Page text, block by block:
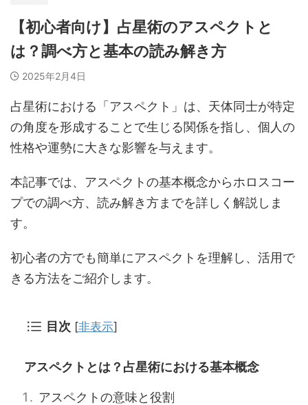
【初心者向け】占星術のアスペクトと
は？調べ方と基本の読み解き方
2025年2月4日
占星術における「アスペクト」は、天体同士が特定
の角度を形成することで生じる関係を指し、個人の
性格や運勢に大きな影響を与えます。
本記事では、アスペクトの基本概念からホロスコー
プでの調べ方、読み解き方までを詳しく解説しま
す。
初心者の方でも簡単にアスペクトを理解し、活用で
きる方法をご紹介します。
目次 [非表示]
アスペクトとは？占星術における基本概念
アスペクトの意味と役割